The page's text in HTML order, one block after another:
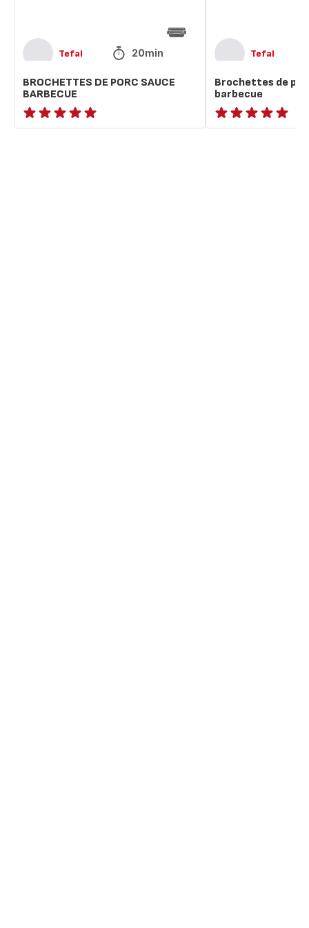
Tefal 20min
BROCHETTES DE PORC SAUCE
BARBECUE
ratings.NaN
Tefal
Brochettes de
barbecue
ratings.NaN